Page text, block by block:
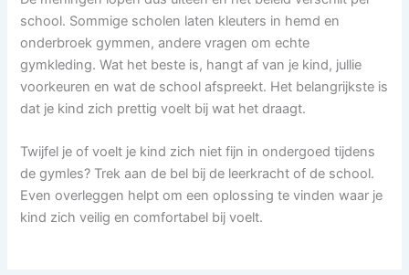
school. Sommige scholen laten kleuters in hemd en
onderbroek gymmen, andere vragen om echte
gymkleding. Wat het beste is, hangt af van je kind, jullie
voorkeuren en wat de school afspreekt. Het belangrijkste is
dat je kind zich prettig voelt bij wat het draagt.
Twijfel je of voelt je kind zich niet fijn in ondergoed tijdens
de gymles? Trek aan de bel bij de leerkracht of de school.
Even overleggen helpt om een oplossing te vinden waar je
kind zich veilig en comfortabel bij voelt.